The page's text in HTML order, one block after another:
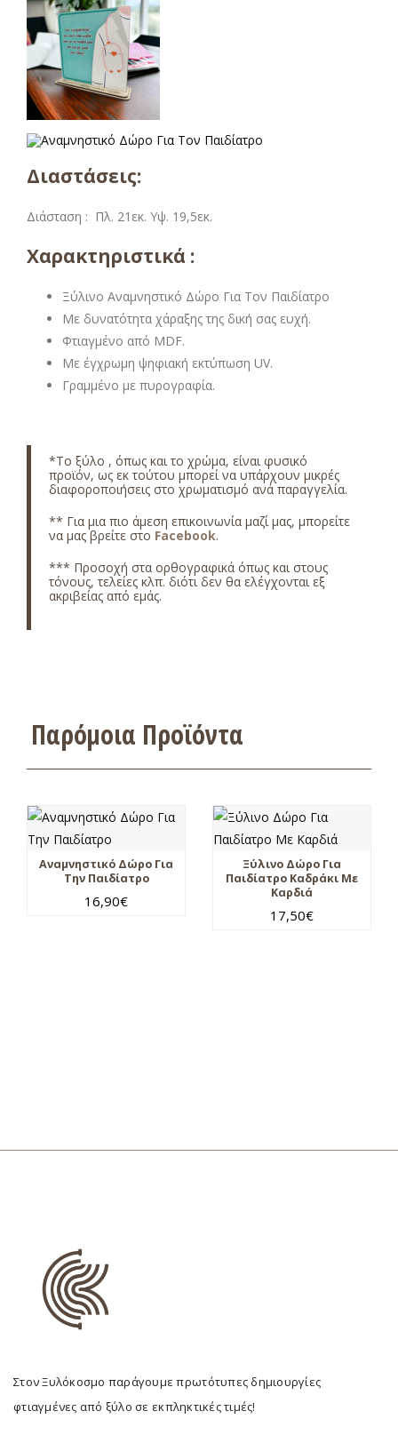
Διαστάσεις:
Διάσταση : Πλ. 21εκ. Υψ. 19,5εκ.
Χαρακτηριστικά :
Ξύλινο Αναμνηστικό Δώρο Για Τον Παιδίατρο
Με δυνατότητα χάραξης της δική σας ευχή.
Φτιαγμένο από MDF.
Με έγχρωμη ψηφιακή εκτύπωση UV.
Γραμμένο με πυρογραφία.
*Το ξύλο , όπως και το χρώμα, είναι φυσικό
προϊόν, ως εκ τούτου μπορεί να υπάρχουν μικρές
διαφοροποιήσεις στο χρωματισμό ανά παραγγελία.
** Για μια πιο άμεση επικοινωνία μαζί μας, μπορείτε
να μας βρείτε στο Facebook.
*** Προσοχή στα ορθογραφικά όπως και στους
τόνους, τελείες κλπ. διότι δεν θα ελέγχονται εξ
ακριβείας από εμάς.
Παρόμοια Προϊόντα
Αναμνηστικό Δώρο Για
Την Παιδίατρο
16,90€
Ξύλινο Δώρο Για
Παιδίατρο Καδράκι Με
Καρδιά
17,50€
Στον Ξυλόκοσμο παράγουμε πρωτότυπες δημιουργίες
φτιαγμένες από ξύλο σε εκπληκτικές τιμές!